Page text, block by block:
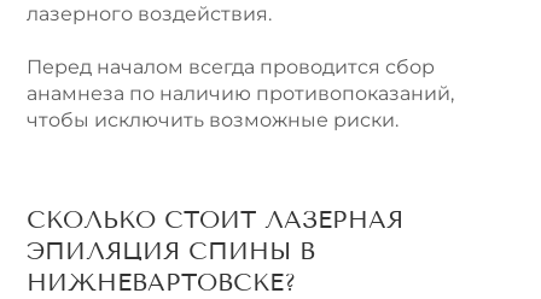
лазерного воздействия.
Перед началом всегда проводится сбор
анамнеза по наличию противопоказаний,
чтобы исключить возможные риски.
СКОЛЬКО СТОИТ ЛАЗЕРНАЯ
ЭПИЛЯЦИЯ СПИНЫ В
НИЖНЕВАРТОВСКЕ?